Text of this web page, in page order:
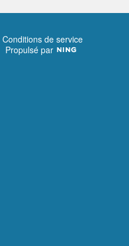
Conditions de service
Propulsé par